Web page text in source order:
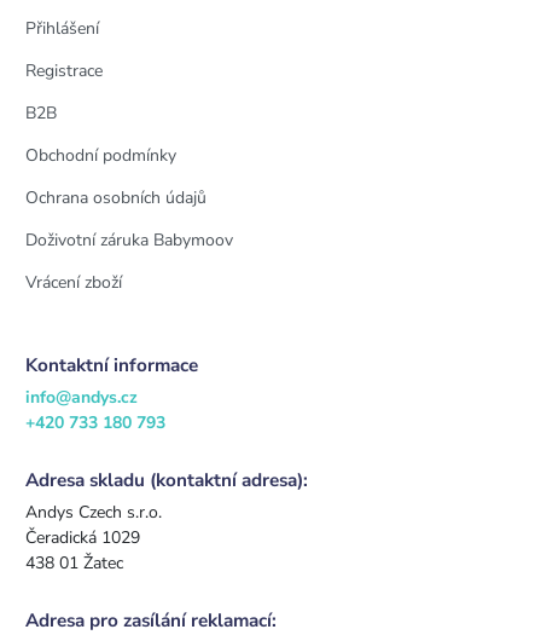
Přihlášení
Registrace
B2B
Obchodní podmínky
Ochrana osobních údajů
Doživotní záruka Babymoov
Vrácení zboží
Kontaktní informace
info@andys.cz
+420 733 180 793
Adresa skladu (kontaktní adresa):
Andys Czech s.r.o.
Čeradická 1029
438 01 Žatec
Adresa pro zasílání reklamací: